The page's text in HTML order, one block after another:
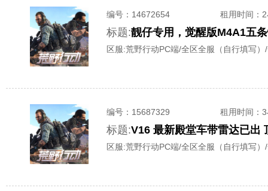
编号： 14672654 租用时间 ：
标题:靓仔专用，觉醒版M4A1五
区服:荒野行动PC端/全区全服（自行填写
编号： 15687329 租用时间 ：
标题:V16 最新殿堂车带雷达已出
区服:荒野行动PC端/全区全服（自行填写